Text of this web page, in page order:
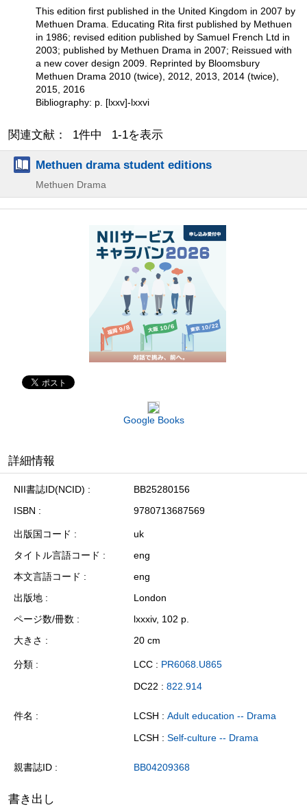
This edition first published in the United Kingdom in 2007 by
Methuen Drama. Educating Rita first published by Methuen
in 1986; revised edition published by Samuel French Ltd in
2003; published by Methuen Drama in 2007; Reissued with
a new cover design 2009. Reprinted by Bloomsbury
Methuen Drama 2010 (twice), 2012, 2013, 2014 (twice),
2015, 2016
Bibliography: p. [lxxv]-lxxvi
関連文献： 1件中 1-1を表示
Methuen drama student editions
Methuen Drama
Google Books
詳細情報
NII書誌ID(NCID)
BB25280156
ISBN
9780713687569
出版国コード
uk
タイトル言語コード
eng
本文言語コード
eng
出版地
London
ページ数/冊数
lxxxiv, 102 p.
大きさ
20 cm
分類 LCC : PR6068.U865
DC22 : 822.914
件名 LCSH : Adult education -- Drama
LCSH : Self-culture -- Drama
親書誌ID BB04209368
書き出し